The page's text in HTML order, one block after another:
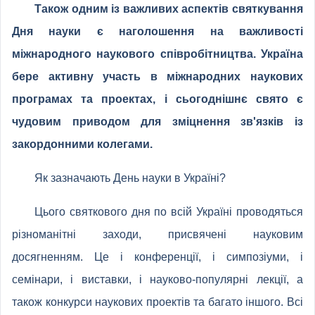
Також одним із важливих аспектів святкування
Дня науки є наголошення на важливості
міжнародного наукового співробітництва. Україна
бере активну участь в міжнародних наукових
програмах та проектах, і сьогоднішнє свято є
чудовим приводом для зміцнення зв'язків із
закордонними колегами.
Як зазначають День науки в Україні?
Цього святкового дня по всій Україні проводяться
різноманітні заходи, присвячені науковим
досягненням. Це і конференції, і симпозіуми, і
семінари, і виставки, і науково-популярні лекції, а
також конкурси наукових проектів та багато іншого. Всі